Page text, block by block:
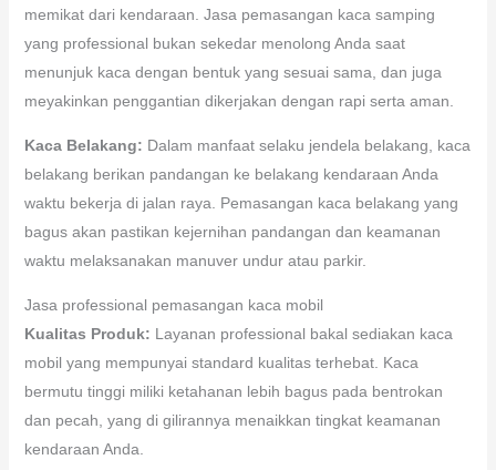
memikat dari kendaraan. Jasa pemasangan kaca samping
yang professional bukan sekedar menolong Anda saat
menunjuk kaca dengan bentuk yang sesuai sama, dan juga
meyakinkan penggantian dikerjakan dengan rapi serta aman.
Kaca Belakang: Dalam manfaat selaku jendela belakang, kaca
belakang berikan pandangan ke belakang kendaraan Anda
waktu bekerja di jalan raya. Pemasangan kaca belakang yang
bagus akan pastikan kejernihan pandangan dan keamanan
waktu melaksanakan manuver undur atau parkir.
Jasa professional pemasangan kaca mobil
Kualitas Produk: Layanan professional bakal sediakan kaca
mobil yang mempunyai standard kualitas terhebat. Kaca
bermutu tinggi miliki ketahanan lebih bagus pada bentrokan
dan pecah, yang di gilirannya menaikkan tingkat keamanan
kendaraan Anda.